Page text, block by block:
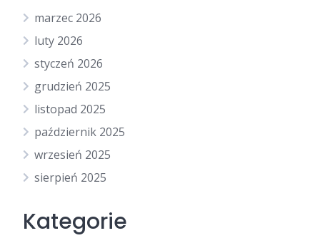
marzec 2026
luty 2026
styczeń 2026
grudzień 2025
listopad 2025
październik 2025
wrzesień 2025
sierpień 2025
Kategorie